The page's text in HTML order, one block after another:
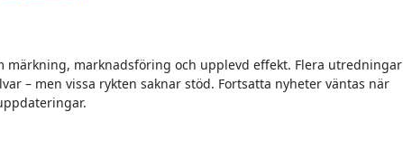
märkning, marknadsföring och upplevd effekt. Flera utredningar
– men vissa rykten saknar stöd. Fortsatta nyheter väntas när